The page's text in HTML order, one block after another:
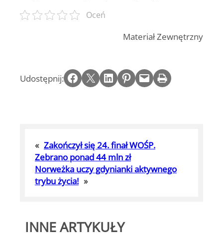
Oceń
Materiał Zewnętrzny
Udostępnij: Share on Facebook Email this Page Share on LinkedIn Share on Pinterest Email this Page Print this Page
« Zakończył się 24. finał WOŚP.
Zebrano ponad 44 mln zł
Norweżka uczy gdynianki aktywnego
trybu życia! »
INNE ARTYKUŁY